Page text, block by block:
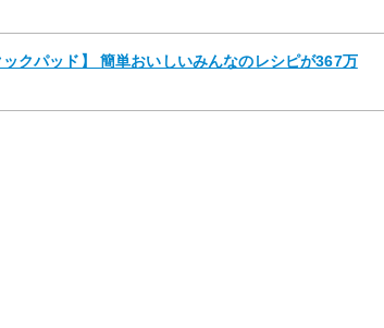
クパッド】 簡単おいしいみんなのレシピが367万